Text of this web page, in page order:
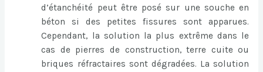
d’étanchéité peut être posé sur une souche en
béton si des petites fissures sont apparues.
Cependant, la solution la plus extrême dans le
cas de pierres de construction, terre cuite ou
briques réfractaires sont dégradées. La solution